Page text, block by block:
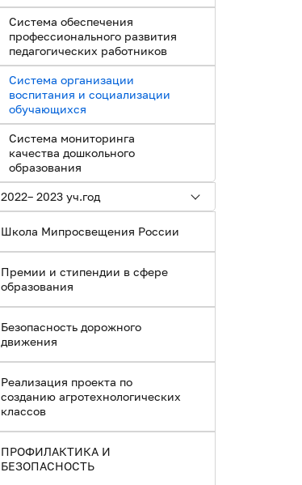
Система обеспечения
профессионального развития
педагогических работников
Система организации
воспитания и социализации
обучающихся
Система мониторинга
качества дошкольного
образования
2022– 2023 уч.год
Школа Мипросвещения России
Премии и стипендии в сфере
образования
Безопасность дорожного
движения
Реализация проекта по
созданию агротехнологических
классов
ПРОФИЛАКТИКА И
БЕЗОПАСНОСТЬ